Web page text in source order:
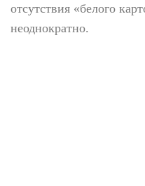
отсутствия «белого
неоднократно.